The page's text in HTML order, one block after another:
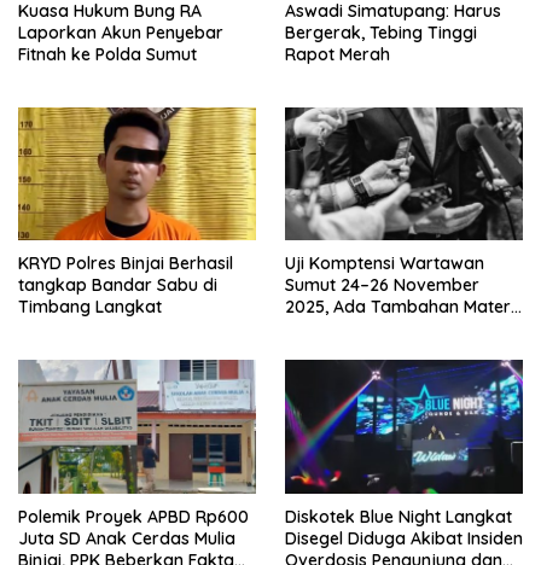
Kuasa Hukum Bung RA
Laporkan Akun Penyebar
Fitnah ke Polda Sumut
Aswadi Simatupang: Harus
Bergerak, Tebing Tinggi
Rapot Merah
KRYD Polres Binjai Berhasil
tangkap Bandar Sabu di
Timbang Langkat
Uji Komptensi Wartawan
Sumut 24–26 November
2025, Ada Tambahan Materi
Polemik Proyek APBD Rp600
Juta SD Anak Cerdas Mulia
Binjai, PPK Beberkan Fakta
Diskotek Blue Night Langkat
Disegel Diduga Akibat Insiden
Overdosis Pengunjung dan